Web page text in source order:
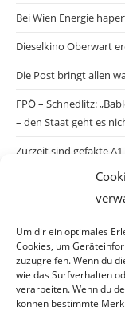
Um dir ein optimales
Cookies, um
zuzugreifen. Wenn du
wie das Surfverhalten
verarbeiten. Wenn du
können bestimmte
Bei Wien Energie
Dieselkino Oberwart
Die Post bringt allen
FPÖ – Schnedlitz:
– den Staat geht es
Zurzeit sind gefakte
Salzburgs Juden und
die Gefahr endlich
Biologisches Wunder in
Ein vermeintliches